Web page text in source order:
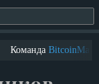
Команда